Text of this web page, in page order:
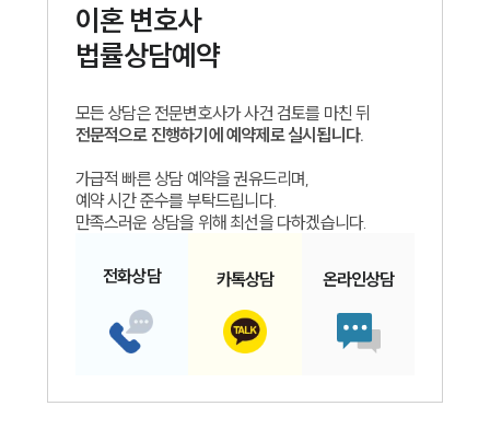
이혼변호사
법률상담예약
모든 상담은 전문변호사가 사건 검토를 마친 뒤
전문적으로 진행하기에 예약제로 실시됩니다.
가급적 빠른 상담 예약을 권유드리며,
예약 시간 준수를 부탁드립니다.
만족스러운 상담을 위해 최선을 다하겠습니다.
전화상담 카톡상담 온라인상담